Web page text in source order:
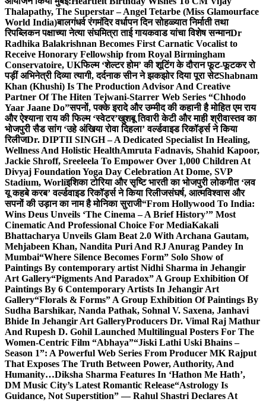
Thalapathy, The Superstar – Angel Tetarbe (Miss Glamourface
World India)बालगंधर्व रंगमंदिर वर्धापन दिन सोहळ्यात निर्माती तथा
रिपब्लिकन पक्षाच्या नेत्या संघमित्रा ताई गायकवाड यांचा विशेष सन्मानDr
Radhika Balakrishnan Becomes First Carnatic Vocalist to
Receive Honorary Fellowship from Royal Birmingham
Conservatoire, UKफिल्म ‘शेल्टर होम’ की शूटिंग के दौरान फूट-फूटकर रो
पड़ीं अभिनेत्री दिव्या त्यागी, दर्दनाक सीन ने झकझोर दिया पूरा सेटShabnam
Khan (Khushi) Is The Production Advisor And Creative
Partner Of The Hiten Tejwani-Starrer Web Series “Chhodo
Yaar Jaane Do”सपनों, पक्के इरादे और उम्मीद की कहानी है मोहित एम राय
और ऐश्याना राय की फिल्म ‘स्वेटर’खुशबू तिवारी केटी और माही श्रीवास्तव का
भोजपुरी सैड सांग ‘उहे अंखिया रोवा दिहला’ वर्ल्डवाइड रिकॉर्ड्स ने किया
रिलीजDr. DIPTII SINGH – A Dedicated Specialist In Healing,
Wellness And Holistic HealthAmruta Fadnavis, Shahid Kapoor,
Jackie Shroff, Sreeleela To Empower Over 1,000 Children At
Divyaj Foundation Yoga Day Celebration At Dome, SVP
Stadium, Worliइशिका टोरिया और सृष्टि भारती का भोजपुरी लोकगीत ‘लव
यू कहबे करब’ वर्ल्डवाइड रिकॉर्ड्स ने किया रिलीजसंघर्ष, आत्मविश्वास और
सपनों की उड़ान का नाम है मोनिका सुराजी“From Hollywood To India:
Wins Deus Unveils ‘The Cinema – A Brief History’” Most
Cinematic And Professional Choice For MediaKakali
Bhattacharya Unveils Glam Beat 2.0 With Archana Gautam,
Mehjabeen Khan, Nandita Puri And RJ Anurag Pandey In
Mumbai“Where Silence Becomes Form” Solo Show of
Paintings By contemporary artist Nidhi Sharma in Jehangir
Art Gallery“Pigments And Paradox” A Group Exhibition Of
Paintings By 6 Contemporary Artists In Jehangir Art
Gallery“Florals & Forms” A Group Exhibition Of Paintings By
Sudha Barshikar, Nanda Pathak, Sohnal V. Saxena, Janhavi
Bhide In Jehangir Art GalleryProducers Dr. Vimal Raj Mathur
And Rupesh D. Gohil Launched Multilingual Posters For The
Women-Centric Film “Abhaya”“Jiski Lathi Uski Bhains –
Season 1”: A Powerful Web Series From Producer MK Rajput
That Exposes The Truth Between Power, Authority, And
Humanity…Diksha Sharma Features In ‘Hathon Me Hath’,
DM Music City’s Latest Romantic Release“Astrology Is
Guidance, Not Superstition” — Rahul Shastri Declares At